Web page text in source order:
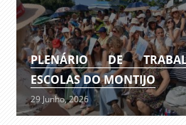
PLENÁRIO DE
ESCOLAS DO MONTIJO
29 Junho, 2026